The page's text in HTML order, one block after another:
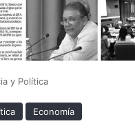
y Política
Economía